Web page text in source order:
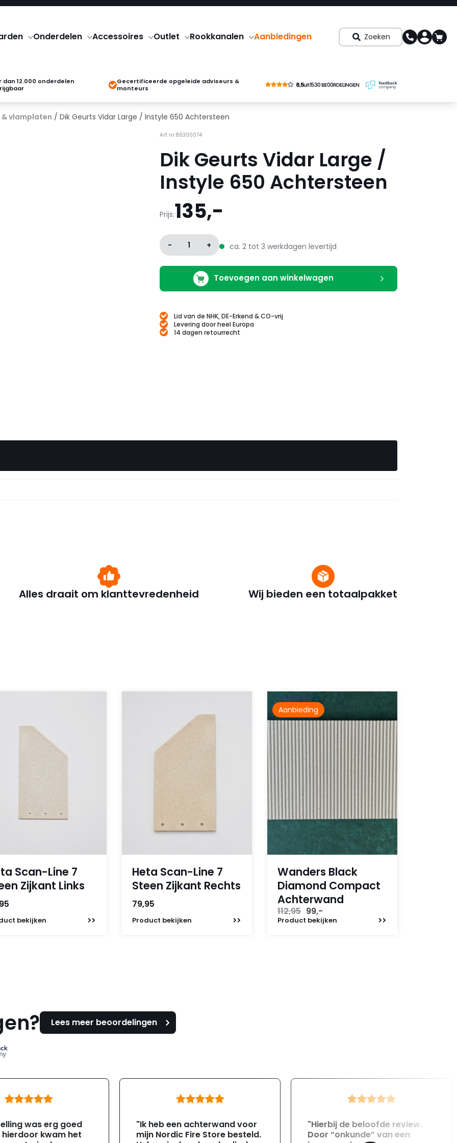
Onderdelen Accessoires Outlet Rookkanalen Aanbiedingen Zoeken
dan 12.000 onderdelen
Gecertificeerde opgeleide adviseurs &
monteurs
8,5uit1530 BE00RDELINGEN
& vlamplaten / Dik Geurts Vidar Large / Instyle 650 Achtersteen
Art nr:86300074
Dik Geurts Vidar Large /
Instyle 650 Achtersteen
Prijs:135,-
- 1 + ca. 2 tot 3 werkdagen levertijd
Toevoegen aan winkelwagen
Lid van de NHK, DE-Erkend & CO-vrij
Levering door heel Europa
14 dagen retourrecht
Alles draait om klanttevredenheid Wij bieden een totaalpakket
Scan-Line 7
Zijkant Links
bekijken
Heta Scan-Line 7
Steen Zijkant Rechts
79,95
Product bekijken
Aanbieding
Wanders Black
Diamond Compact
Achterwand
112,95 Oorspronkelijke
prijs
99,-
prijs
Product bekijken
Lees meer beoordelingen
was erg goed
kwam het
"Ik heb een achterwand voor
mijn Nordic Fire Store besteld.
"Hierbij de beloofde review.
Door “onkunde” van een